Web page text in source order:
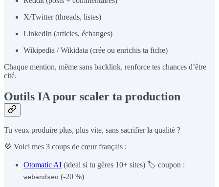
X/Twitter (threads, listes)
LinkedIn (articles, échanges)
Wikipedia / Wikidata (crée ou enrichis ta fiche)
Chaque mention, même sans backlink, renforce tes chances d’être
cité.
Outils IA pour scaler ta production
Tu veux produire plus, plus vite, sans sacrifier la qualité ?
💜 Voici mes 3 coups de cœur français :
Otomatic AI (ideal si tu gères 10+ sites) 🏷️ coupon :
webandseo (-20 %)